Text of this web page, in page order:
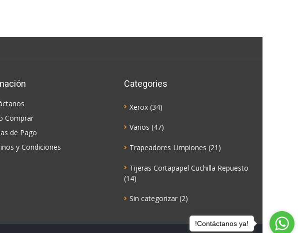
Comprar
de Pago
y Condiciones
Categories
Xerox (34)
Varios (47)
Trapeadores Limpiones (21)
Tijeras Cortapapel Cuchilla Repuesto
(14)
Sin categorizar (2)
!Contáctanos ya!